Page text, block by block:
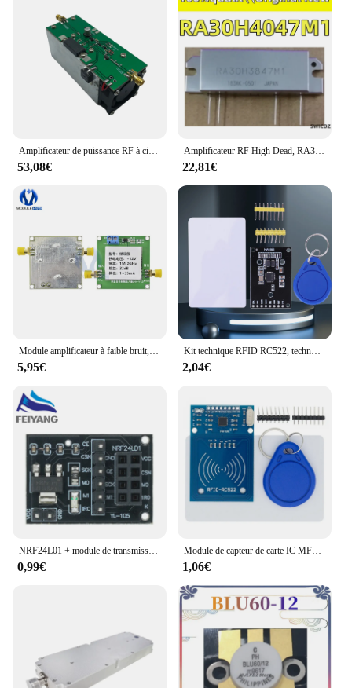
53,08€
Amplificateur RF High Dead, RA30H4047Dallas SMD, Tube RF, Tech, Original, Nouveau, 100%
22,81€
5,95€
Kit technique RFID RC522, technologie sans fil éventuelles I RFID IC, carte vierge + porte-clés, clé IC, lecteur AMPA ER, technologie de proximité, port URAT
2,04€
NRF24L01 + module de transmission de données sans fil 2.4G/la version de mise à niveau NRF24L01 2 Mbit/s NRF24L01 carte adaptateur de plaque de prise
0,99€
Module de capteur de carte IC MFRC-522 RC522 RFID RF 1pcs pour envoyer la carte Fudan, chaîne de continent de module Rf
1,06€